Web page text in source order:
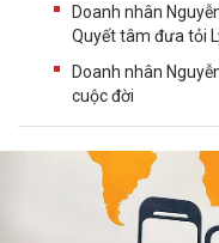
Doanh nhân
Quyết tâm đưa tỏi
Doanh nhân
cuộc đời